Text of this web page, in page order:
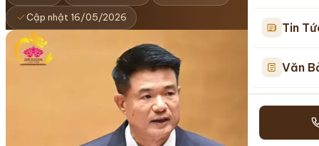
Tin
Văn
Cập nhật 16/05/2026